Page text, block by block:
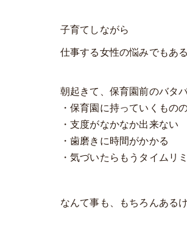
子育てしながら
仕事する女性の悩みでもある
朝起きて、保育園前のバタ
・保育園に持っていくもの
・支度がなかなか出来ない
・歯磨きに時間がかかる
・気づいたらもうタイムリ
なんて事も、もちろんある